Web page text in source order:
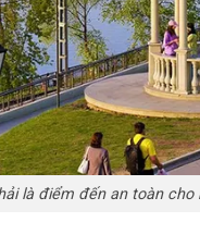
là điểm đến an toàn cho